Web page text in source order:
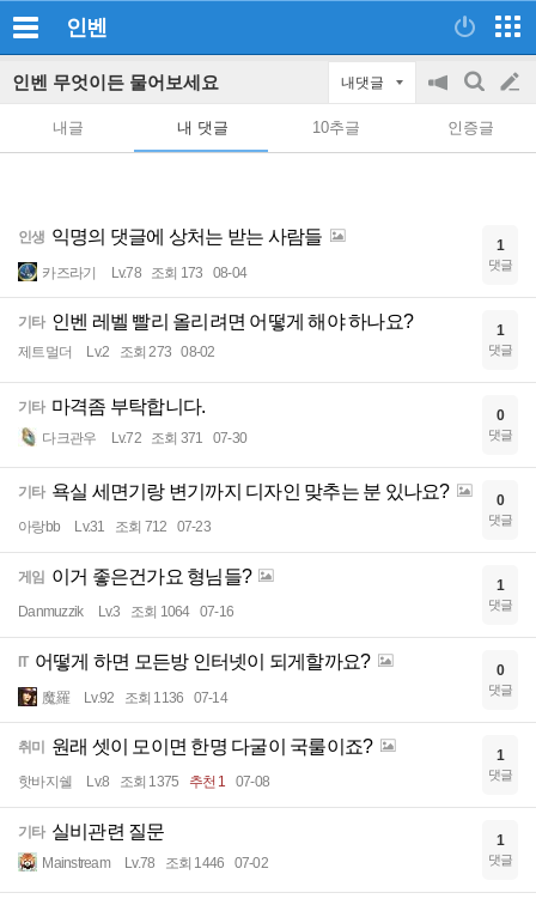
인벤
인벤 무엇이든 물어보세요 내댓글
공
on/off
검
색
글
쓰
내글 내 댓글 10추글 인증글
인생 익명의 댓글에 상처는 받는 사람들
카즈라기 Lv.78 조회 173 08-04
1
댓글
기타 인벤 레벨 빨리 올리려면 어떻게 해야 하나요?
제트멀더 Lv.2 조회 273 08-02
1
댓글
기타 마격좀 부탁합니다.
다크관우 Lv.72 조회 371 07-30
0
댓글
기타 욕실 세면기랑 변기까지 디자인 맞추는 분 있나요?
아랑bb Lv.31 조회 712 07-23
0
댓글
게임 이거 좋은건가요 형님들?
Danmuzzik Lv.3 조회 1064 07-16
1
댓글
IT 어떻게 하면 모든방 인터넷이 되게할까요?
魔羅 Lv.92 조회 1136 07-14
0
댓글
취미 원래 셋이 모이면 한명 다굴이 국룰이죠?
핫바지쉘 Lv.8 조회 1375 추천 1 07-08
1
댓글
기타 실비관련 질문
Mainstream Lv.78 조회 1446 07-02
1
댓글